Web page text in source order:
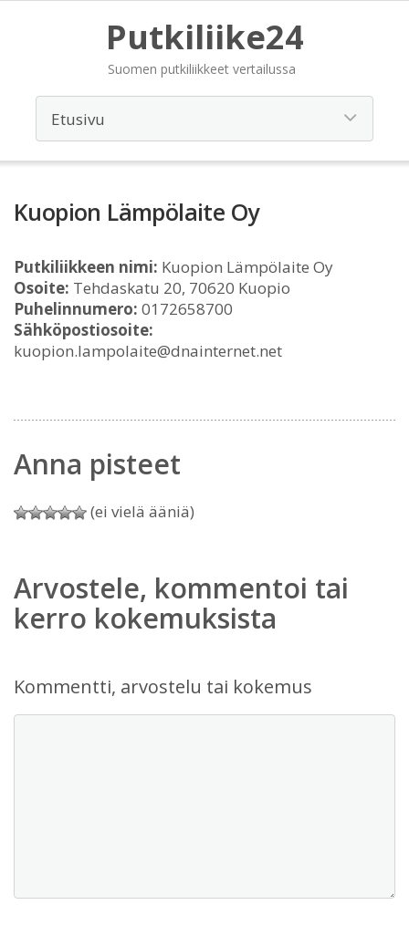
Putkiliike24
Suomen putkiliikkeet vertailussa
Kuopion Lämpölaite Oy
Putkiliikkeen nimi: Kuopion Lämpölaite Oy
Osoite: Tehdaskatu 20, 70620 Kuopio
Puhelinnumero: 0172658700
Sähköpostiosoite:
kuopion.lampolaite@dnainternet.net
Anna pisteet
(ei vielä ääniä)
Arvostele, kommentoi tai
kerro kokemuksista
Kommentti, arvostelu tai kokemus